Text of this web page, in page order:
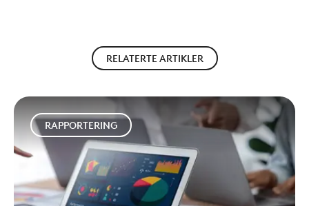
RELATERTE ARTIKLER
RAPPORTERING